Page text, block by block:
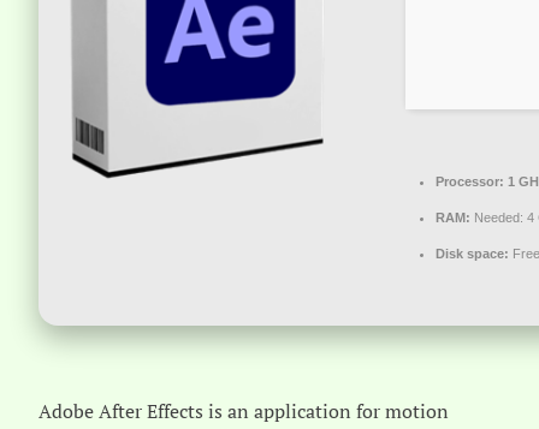
Processor: 1
RAM: Needed: 4
Disk space:
Adobe After Effects is an application for motion